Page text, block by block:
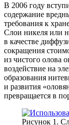
В 2006 году
содержание
требования к
Слои никеля или
в качестве
сокращения
из чистого олова
воздействие на
образования
и развития
превращается в
Рисунок 1.